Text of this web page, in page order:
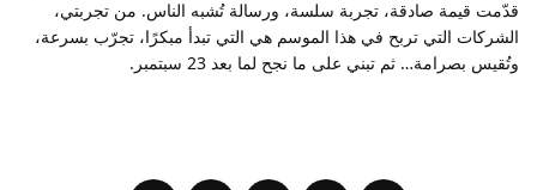
قدّمت قيمة صادقة، تجربة سلسة، ورسالة تُشبه الناس. من تجربتي،
الشركات التي تربح في هذا الموسم هي التي تبدأ مبكرًا، تجرّب بسرعة،
وتُقيس بصرامة… ثم تبني على ما نجح لما بعد 23 سبتمبر.